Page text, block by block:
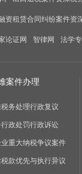
资租赁合同纠纷案件资
论证网 智律网 法学
案件办理
务处理行政复议
政处罚行政诉讼
重大纳税争议案件
款优先与执行异议